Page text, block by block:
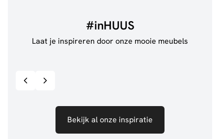
#inHUUS
Laat je inspireren door onze mooie meubels
Bekijk al onze inspiratie